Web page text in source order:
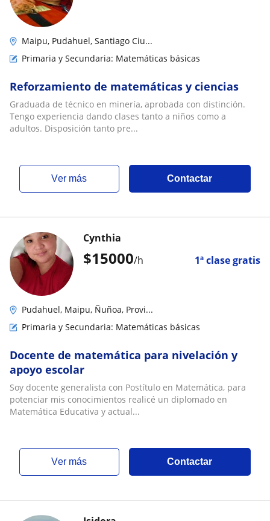
Maipu, Pudahuel, Santiago Ciu...
Primaria y Secundaria: Matemáticas básicas
Reforzamiento de matemáticas y ciencias
Graduada de técnico en minería, aprobada con distinción.
Tengo experiencia dando clases tanto a niños como a
adultos. Disposición tanto pre...
ver más Contactar
$15000/h 1ª clase gratis
Cynthia
Pudahuel, Maipu, Ñuñoa, Provi...
Primaria y Secundaria: Matemáticas básicas
Docente de matemática para nivelación y
apoyo escolar
Soy docente generalista con Postítulo en Matemática, para
potenciar mis conocimientos realicé un diplomado en
Matemática Educativa y actual...
ver más Contactar